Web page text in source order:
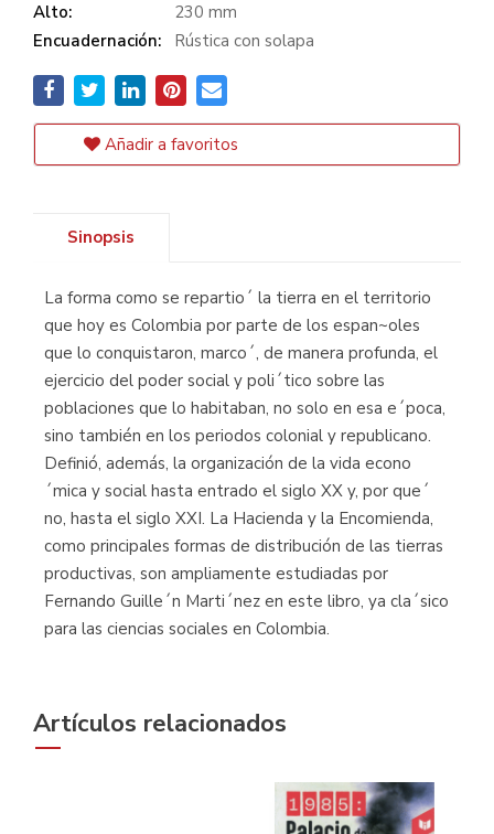
Alto:
230 mm
Encuadernación:
Rústica con solapa
Añadir a favoritos
Sinopsis
La forma como se repartio´ la tierra en el territorio
que hoy es Colombia por parte de los espan~oles
que lo conquistaron, marco´, de manera profunda, el
ejercicio del poder social y poli´tico sobre las
poblaciones que lo habitaban, no solo en esa e´poca,
sino también en los periodos colonial y republicano.
Definió, además, la organización de la vida econo
´mica y social hasta entrado el siglo XX y, por que´
no, hasta el siglo XXI. La Hacienda y la Encomienda,
como principales formas de distribución de las tierras
productivas, son ampliamente estudiadas por
Fernando Guille´n Marti´nez en este libro, ya cla´sico
para las ciencias sociales en Colombia.
Artículos relacionados